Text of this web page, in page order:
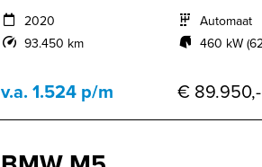
2020
93.450 km
Automaat
460 kW
v.a. 1.524 p/m € 89.950,-